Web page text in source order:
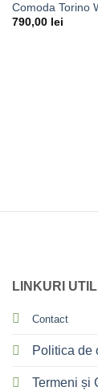
Comoda Torino
790,00 lei
LINKURI
Contact
Politica de
Termeni și